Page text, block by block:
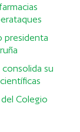
presidenta
su
Colegio